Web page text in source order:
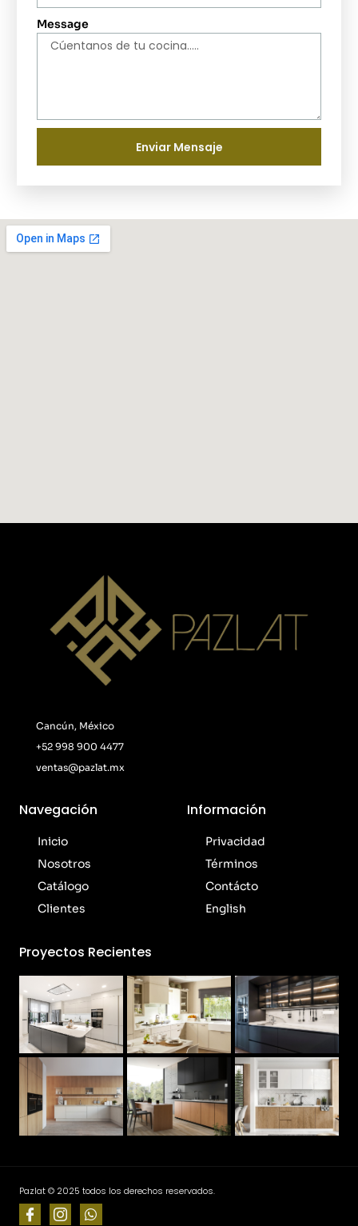
Message
Enviar Mensaje
Cancún, México
+52 998 900 4477
ventas@pazlat.mx
Navegación
Inicio
Nosotros
Catálogo
Clientes
Información
Privacidad
Términos
Contácto
English
Proyectos Recientes
Pazlat © 2025 todos los derechos reservados.